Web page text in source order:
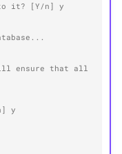
to it? [Y/n] y
ensure that all
y